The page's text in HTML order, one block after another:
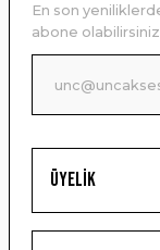
Ürün
Ürün fiyatı diğer
Bu ürüne benzer
Üyelik
En son
abone